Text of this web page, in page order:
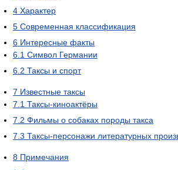
4 Характер
5 Современная классификация
6 Интересные факты
6.1 Символ Германии
6.2 Таксы и спорт
7 Известные таксы
7.1 Таксы-киноактёры
7.2 Фильмы о собаках породы такса
7.3 Таксы-персонажи литературных
8 Примечания